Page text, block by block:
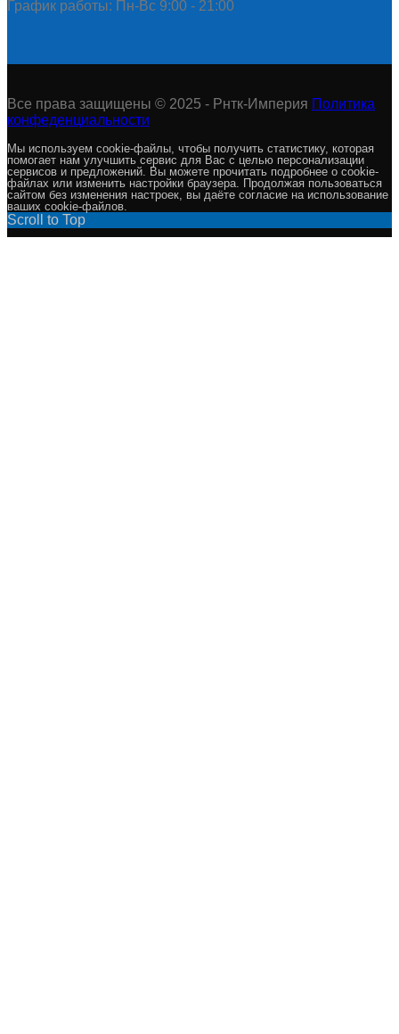
График работы: Пн-Вс 9:00 - 21:00
Все права защищены © 2025 - Рнтк-Империя Политика
конфеденциальности
Мы используем cookie-файлы, чтобы получить статистику, которая
помогает нам улучшить сервис для Вас с целью персонализации
сервисов и предложений. Вы можете прочитать подробнее о cookie-
файлах или изменить настройки браузера. Продолжая пользоваться
сайтом без изменения настроек, вы даёте согласие на использование
ваших cookie-файлов.
Scroll to Top